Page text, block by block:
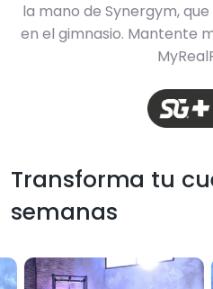
la mano de Synergym,
en el gimnasio. Mantente
Transforma tu
semanas